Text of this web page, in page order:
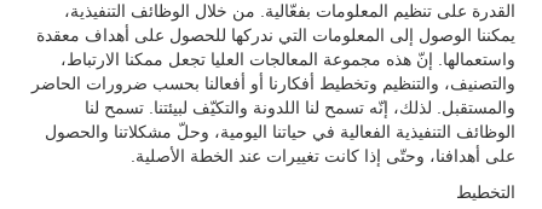
القدرة على تنظيم المعلومات بفعّالية. من خلال الوظائف التنفيذية،
يمكننا الوصول إلى المعلومات التي ندركها للحصول على أهداف معقدة
واستعمالها. إنّ هذه مجموعة المعالجات العليا تجعل ممكنا الارتباط،
والتصنيف، والتنظيم وتخطيط أفكارنا أو أفعالنا بحسب ضرورات الحاضر
والمستقبل. لذلك، إنّه تسمح لنا اللدونة والتكيّف لبيئتنا. تسمح لنا
الوظائف التنفيذية الفعالية في حياتنا اليومية، وحلّ مشكلاتنا والحصول
على أهدافنا، وحتّى إذا كانت تغييرات عند الخطة الأصلية.
التخطيط